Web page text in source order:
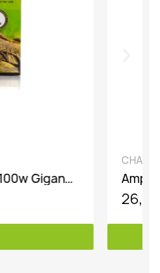
Ampoule Ceramique 100w GiganTerra